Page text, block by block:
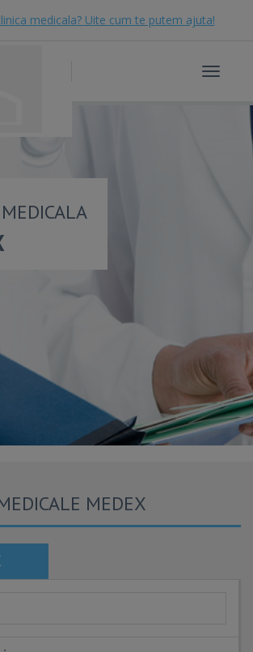
medicala? Uite cum te putem ajuta!
Toggle
MEDEX